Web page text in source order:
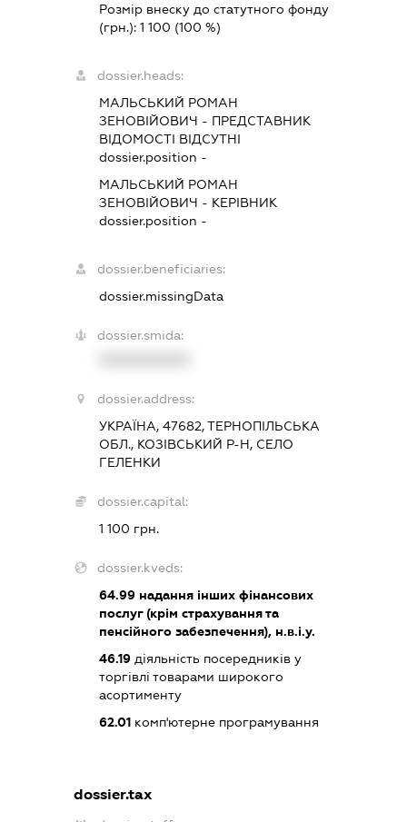
Розмір внеску до статутного фонду
(грн.): 1 100 (100 %)
dossier.heads:
МАЛЬСЬКИЙ РОМАН
ЗЕНОВІЙОВИЧ - ПРЕДСТАВНИК
ВІДОМОСТІ ВІДСУТНІ
dossier.position -
МАЛЬСЬКИЙ РОМАН
ЗЕНОВІЙОВИЧ - КЕРІВНИК
dossier.position -
dossier.beneficiaries:
dossier.missingData
dossier.smida:
dossier.address:
УКРАЇНА, 47682, ТЕРНОПІЛЬСЬКА
ОБЛ., КОЗІВСЬКИЙ Р-Н, СЕЛО
ГЕЛЕНКИ
dossier.capital:
1 100 грн.
dossier.kveds:
64.99надання інших фінансових
послуг (крім страхування та
пенсійного забезпечення), н.в.і.у.
46.19діяльність посередників у
торгівлі товарами широкого
асортименту
62.01комп'ютерне програмування
dossier.tax